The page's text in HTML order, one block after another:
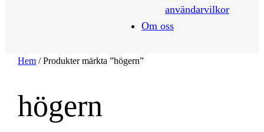
användarvilkor
Om oss
Hem / Produkter märkta ”högern”
högern